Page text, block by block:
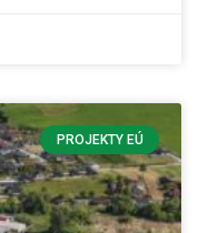
PROJEKTY EÚ